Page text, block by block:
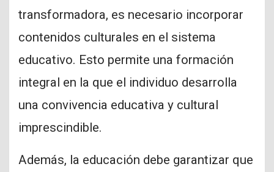
transformadora, es necesario incorporar
contenidos culturales en el sistema
educativo. Esto permite una formación
integral en la que el individuo desarrolla
una convivencia educativa y cultural
imprescindible.
Además, la educación debe garantizar que